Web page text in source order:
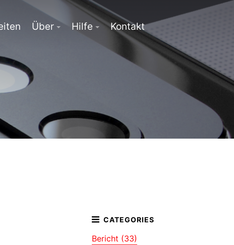
Über Hilfe
Kontakt
Bericht (33)